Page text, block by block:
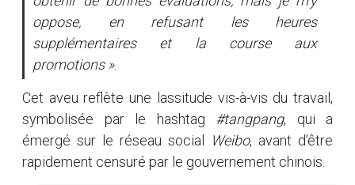
oppose, en refusant les heures
supplémentaires et la course aux
promotions ».
Cet aveu reflète une lassitude vis-à-vis du travail,
symbolisée par le hashtag #tangpang, qui a
émergé sur le réseau social
Weibo, avant d’être
rapidement censuré par le gouvernement chinois.